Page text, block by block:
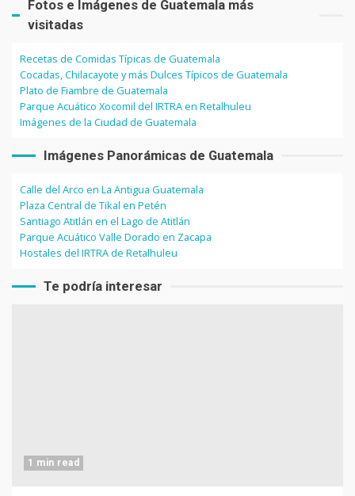
Fotos e Imágenes de Guatemala más
visitadas
Recetas de Comidas Típicas de Guatemala
Cocadas, Chilacayote y más Dulces Típicos de Guatemala
Plato de Fiambre de Guatemala
Parque Acuático Xocomil del IRTRA en Retalhuleu
Imágenes de la Ciudad de Guatemala
Imágenes Panorámicas de Guatemala
Calle del Arco en La Antigua Guatemala
Plaza Central de Tikal en Petén
Santiago Atitlán en el Lago de Atitlán
Parque Acuático Valle Dorado en Zacapa
Hostales del IRTRA de Retalhuleu
Te podría interesar
1 min read